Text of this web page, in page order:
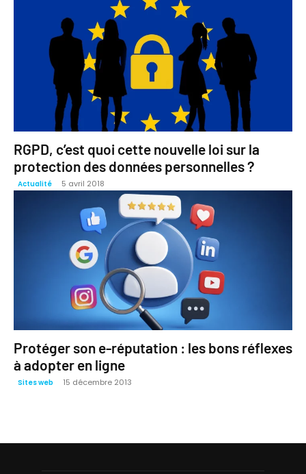
RGPD, c’est quoi cette nouvelle loi sur la
protection des données personnelles ?
Actualité 5 avril 2018
Protéger son e-réputation : les bons réflexes
à adopter en ligne
Sites web 15 décembre 2013